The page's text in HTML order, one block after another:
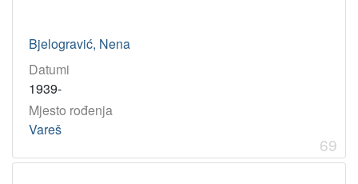
Bjelogravić, Nena
Datumi
1939-
Mjesto rođenja
Vareš
69